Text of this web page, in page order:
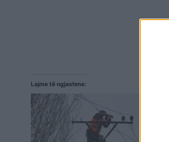
Lajme të ngjashme: